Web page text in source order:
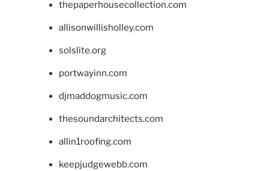
thepaperhousecollection.com
allisonwillisholley.com
solslite.org
portwayinn.com
djmaddogmusic.com
thesoundarchitects.com
allin1roofing.com
keepjudgewebb.com